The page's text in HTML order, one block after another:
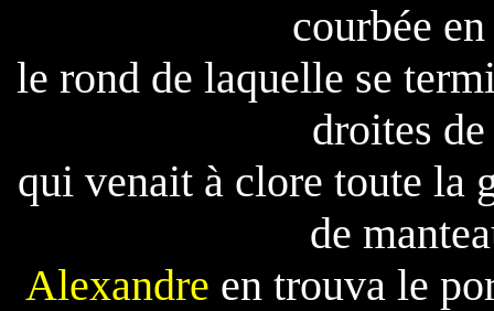
courbée
le rond de laquelle se
droites
qui venait à clore toute la
de
Alexandre en trouva le